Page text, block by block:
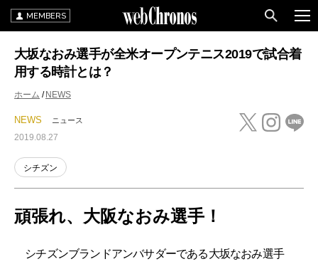
MEMBERS
大坂なおみ選手が全米オープンテニス2019で試合着
用する時計とは？
ホーム NEWS
NEWS ニュース
2019.08.27
シチズン
頑張れ、大阪なおみ選手！
シチズンブランドアンバサダーである大坂なおみ選手